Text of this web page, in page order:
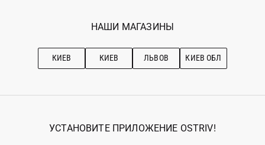
Ostriv Club+
Наши магазини
Рекомендации по уходу
НАШИ МАГАЗИНЫ
КИЕВ КИЕВ ЛЬВОВ КИЕВ ОБЛ
УСТАНОВИТЕ ПРИЛОЖЕНИЕ OSTRIV!